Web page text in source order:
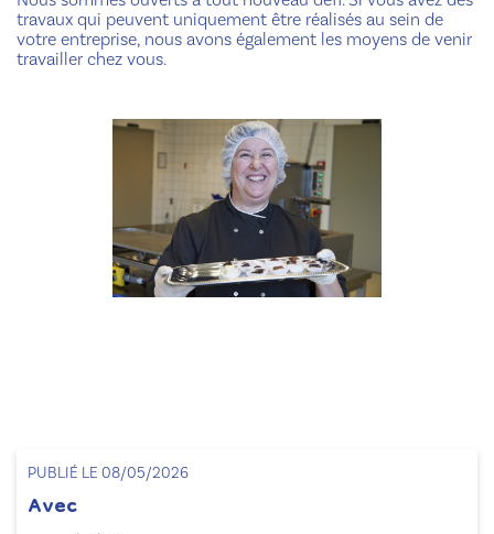
PUBLIÉ LE 08/05/2026
Avec
travaux qui peuvent uniquement être réalisés au sein de
votre entreprise, nous avons également les moyens de venir
travailler chez vous.